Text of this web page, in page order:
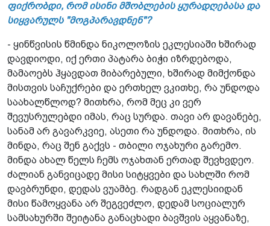
ფიქრობდი, რომ ისინი მშობლების ყურადღებასა და
სიყვარულს "მოგპარავდნენ"?
- ყინწვისის წმინდა ნიკოლოზის ეკლესიაში ხშირად
დავდიოდი, იქ ერთი პატარა ბიჭი იზრდებოდა,
მამაოებს ჰყავდათ მიბარებული, ხშირად მიმქონდა
მისთვის საჩუქრები და ერთხელ ვკითხე, რა უნდოდა
საახალწლოდ? მითხრა, რომ მეც კი ვერ
შევუსრულებდი იმას, რაც სურდა. თავი არ დავანებე,
სანამ არ გავარკვიე, ასეთი რა უნდოდა. მითხრა, ის
მინდა, რაც შენ გაქვს - თბილი ოჯახური გარემო.
მინდა ახალ წელს ჩემს ოჯახთან ერთად შევხვდეო.
ძალიან განვიცადე მისი სიტყვები და სახლში რომ
დავბრუნდი, დედას ვუამბე. რადგან ეკლესიიდან
მისი წამოყვანა არ შეგვეძლო, დედამ სოციალურ
სამსახურში შეიტანა განაცხადი ბავშვის აყვანაზე,